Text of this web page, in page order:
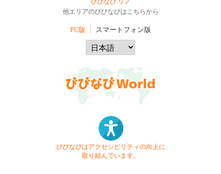
びびなび リノ
他エリアのびびなびはこちらから
PC版 スマートフォン版
びびなびはアクセシビリティの向上に
取り組んでいます。